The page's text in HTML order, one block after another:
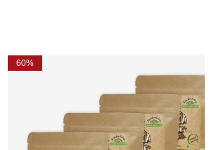
60%